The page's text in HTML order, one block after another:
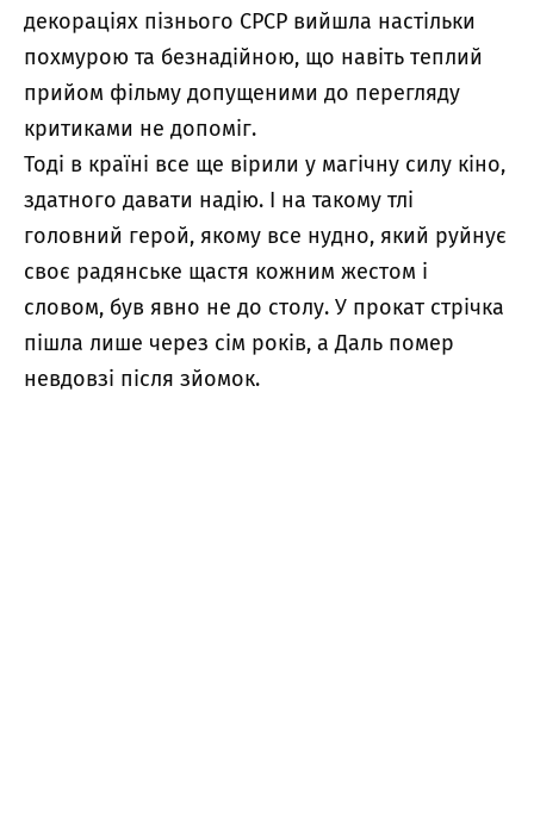
декораціях пізнього СРСР вийшла настільки
похмурою та безнадійною, що навіть теплий
прийом фільму допущеними до перегляду
критиками не допоміг.
Тоді в країні все ще вірили у магічну силу кіно,
здатного давати надію. І на такому тлі
головний герой, якому все нудно, який руйнує
своє радянське щастя кожним жестом і
словом, був явно не до столу. У прокат стрічка
пішла лише через сім років, а Даль помер
невдовзі після зйомок.